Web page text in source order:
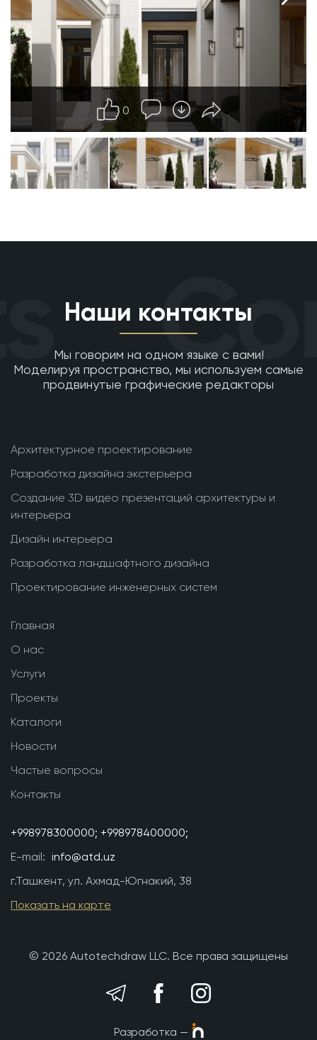
0
Наши контакты
Мы говорим на одном языке с вами!
Моделируя пространство, мы используем самые
продвинутые графические редакторы
Архитектурное проектирование
Разработка дизайна экстерьера
Создание 3D видео презентаций архитектуры и
интерьера
Дизайн интерьера
Разработка ландшафтного дизайна
Проектирование инженерных систем
Главная
О нас
Услуги
Проекты
Каталоги
Новости
Частые вопросы
Контакты
+998978300000; +998978400000;
E-mail: info@atd.uz
г.Ташкент, ул. Ахмад-Югнакий, 38
Показать на карте
© 2026 Autotechdraw LLC. Все права защищены
Разработка —